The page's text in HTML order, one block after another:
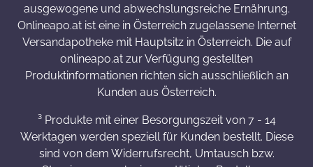
ausgewogene und abwechslungsreiche Ernährung.
Onlineapo.at ist eine in Österreich zugelassene Internet
Versandapotheke mit Hauptsitz in Österreich. Die auf
onlineapo.at zur Verfügung gestellten
Produktinformationen richten sich ausschließlich an
Kunden aus Österreich.
³ Produkte mit einer Besorgungszeit von 7 - 14
Werktagen werden speziell für Kunden bestellt. Diese
sind von dem Widerrufsrecht, Umtausch bzw.